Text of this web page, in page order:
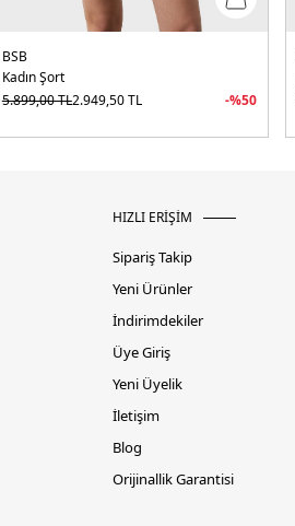
BSB
Kadın Şort
5.899,00TL2.949,50TL -%50
HIZLI ERİŞİM
Sipariş Takip
Yeni Ürünler
İndirimdekiler
Üye Giriş
Yeni Üyelik
İletişim
Blog
Orijinallik Garantisi